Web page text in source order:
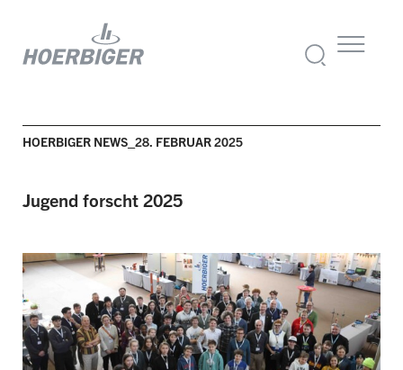
HOERBIGER NEWS_28. FEBRUAR 2025
Jugend forscht 2025